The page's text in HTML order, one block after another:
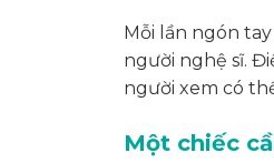
Mỗi lần ngón
người nghệ sĩ.
người xem có
Một chiếc